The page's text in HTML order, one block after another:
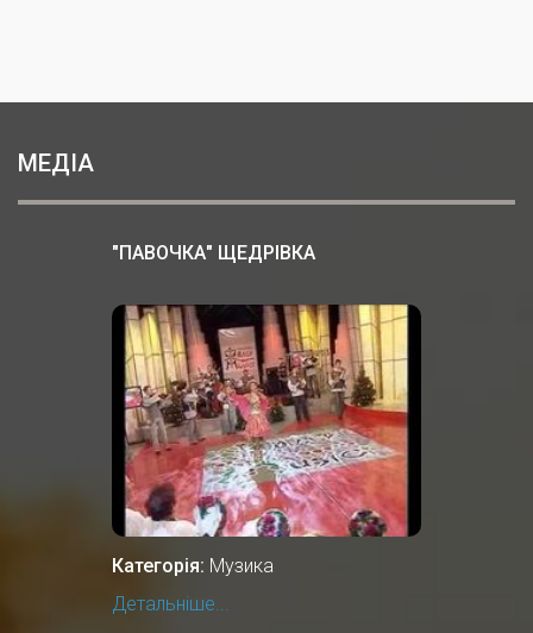
МЕДІА
"ПАВОЧКА" ЩЕДРІВКА
Категорія: Музика
Детальніше...